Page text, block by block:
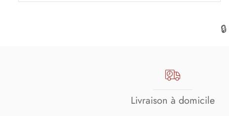
Livraison à domicile